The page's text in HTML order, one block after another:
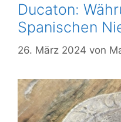
Ducaton:
Spanischen
26. März 2024 von